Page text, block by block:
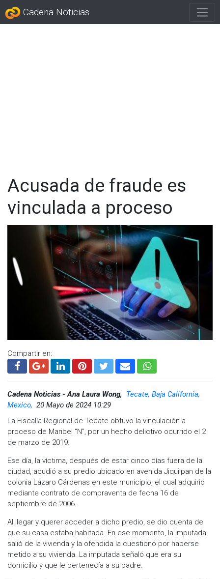
Cadena Noticias
Acusada de fraude es
vinculada a proceso
Compartir en:
Cadena Noticias - Ana Laura Wong, Tecate, Baja California,
Mexico, 20 Mayo de 2024 10:29
La Fiscalía Regional de Tecate obtuvo la vinculación a
proceso de Maribel “N”, por un hecho delictivo ocurrido el 2
de marzo de 2019.
Ese día, la víctima, después de estar cinco días fuera de la
ciudad, acudió a su predio ubicado en avenida Jiquilpan de la
colonia Lázaro Cárdenas en este municipio, el cual adquirió
mediante contrato de compraventa de fecha 16 de
septiembre de 2006.
Al llegar y querer acceder a dicho predio, se dio cuenta de
que su casa estaba habitada. En ese momento, la imputada
salió de la vivienda y la ofendida la cuestionó por haberse
metido a su vivienda. La imputada señaló que era su
domicilio y que le pertenecía a su padre.